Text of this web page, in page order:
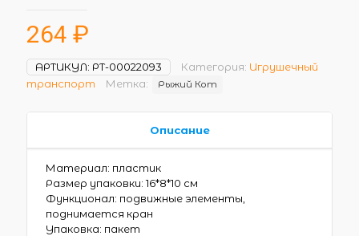
264 ₽
АРТИКУЛ: РТ-00022093 Категория: Игрушечный
транспорт
Метка: Рыжий Кот
Описание
Материал: пластик
Размер упаковки: 16*8*10 см
Функционал: подвижные элементы,
поднимается кран
Упаковка: пакет